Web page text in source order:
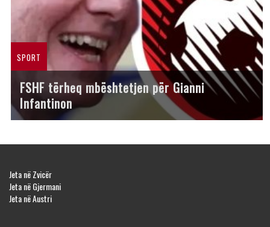
SPORT
FSHF tërheq mbështetjen për Gianni
Infantinon
Jeta në Zvicër
Jeta në Gjermani
Jeta në Austri